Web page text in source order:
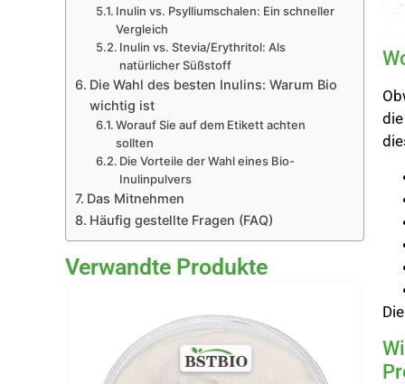
Inulin vs. Psylliumschalen: Ein schneller
Vergleich
Inulin vs. Stevia/Erythritol: Als
natürlicher Süßstoff
Die Wahl des besten Inulins: Warum Bio
wichtig ist
Worauf Sie auf dem Etikett achten
sollten
Die Vorteile der Wahl eines Bio-
Inulinpulvers
Das Mitnehmen
Häufig gestellte Fragen (FAQ)
Verwandte Produkte